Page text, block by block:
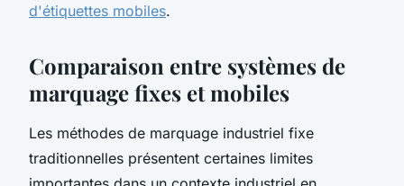
d'étiquettes mobiles.
Comparaison entre systèmes de
marquage fixes et mobiles
Les méthodes de marquage industriel fixe
traditionnelles présentent certaines limites